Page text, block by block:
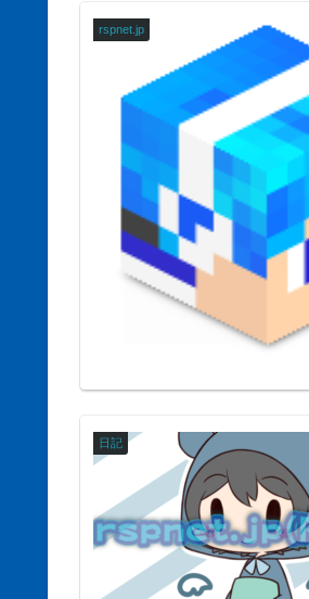
rspnet.jp
日記